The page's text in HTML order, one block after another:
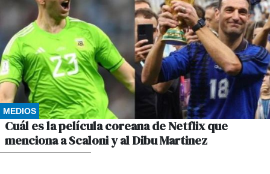
MEDIOS
Cuál es la película coreana de Netflix que
menciona a Scaloni y al Dibu Martinez